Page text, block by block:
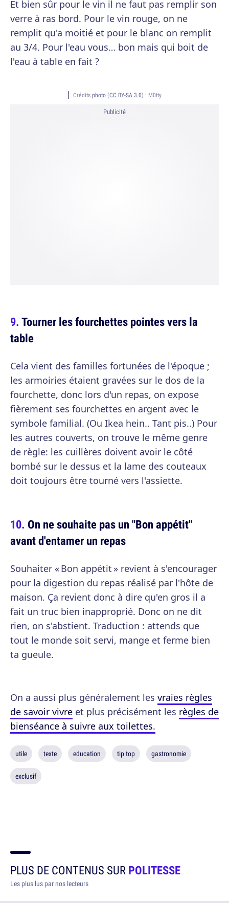
Et bien sûr pour le vin il ne faut pas remplir son
verre à ras bord. Pour le vin rouge, on ne
remplit qu'a moitié et pour le blanc on remplit
au 3/4. Pour l'eau vous… bon mais qui boit de
l'eau à table en fait ?
Crédits photo(CC BY-SA 3.0) : M0tty
Publicité
Tourner les fourchettes pointes vers la
table
Cela vient des familles fortunées de l'époque ;
les armoiries étaient gravées sur le dos de la
fourchette, donc lors d'un repas, on expose
fièrement ses fourchettes en argent avec le
symbole familial. (Ou Ikea hein.. Tant pis..) Pour
les autres couverts, on trouve le même genre
de règle: les cuillères doivent avoir le côté
bombé sur le dessus et la lame des couteaux
doit toujours être tourné vers l'assiette.
On ne souhaite pas un "Bon appétit"
avant d'entamer un repas
Souhaiter « Bon appétit » revient à s'encourager
pour la digestion du repas réalisé par l'hôte de
maison. Ça revient donc à dire qu'en gros il a
fait un truc bien inapproprié. Donc on ne dit
rien, on s'abstient. Traduction : attends que
tout le monde soit servi, mange et ferme bien
ta gueule.
On a aussi plus généralement les vraies règles
de savoir vivre et plus précisément les règles de
bienséance à suivre aux toilettes.
utile texte education tip top gastronomie
exclusif
PLUS DE CONTENUS SURPOLITESSE
Les plus lus par nos lecteurs